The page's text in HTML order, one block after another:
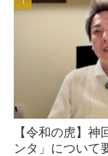
【令和の虎】
ンタ」について